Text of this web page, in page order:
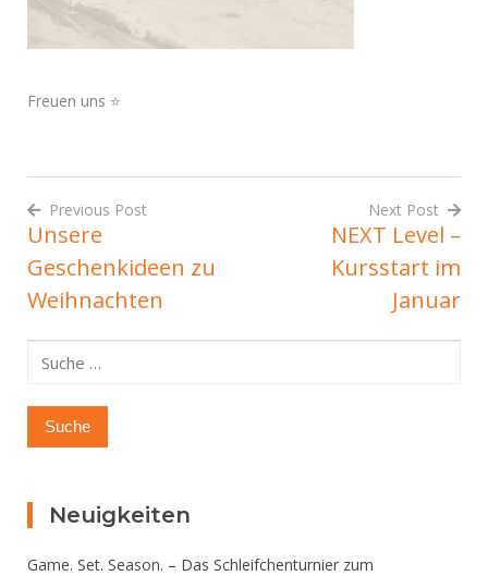
Freuen uns ⭐️
Beitrags-
Navigation
Previous Post
Unsere
Geschenkideen zu
Weihnachten
Next Post
NEXT Level –
Kursstart im
Januar
Suche
Neuigkeiten
Game. Set. Season. – Das Schleifchenturnier zum